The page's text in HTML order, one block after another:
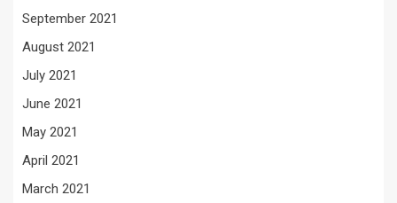
September 2021
August 2021
July 2021
June 2021
May 2021
April 2021
March 2021